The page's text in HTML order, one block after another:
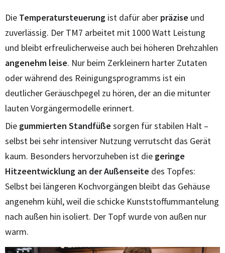
Die Temperatursteuerung ist dafür aber präzise und
zuverlässig. Der TM7 arbeitet mit 1000 Watt Leistung
und bleibt erfreulicherweise auch bei höheren Drehzahlen
angenehm leise. Nur beim Zerkleinern harter Zutaten
oder während des Reinigungsprogramms ist ein
deutlicher Geräuschpegel zu hören, der an die mitunter
lauten Vorgängermodelle erinnert.
Die gummierten Standfüße sorgen für stabilen Halt –
selbst bei sehr intensiver Nutzung verrutscht das Gerät
kaum. Besonders hervorzuheben ist die geringe
Hitzeentwicklung an derAußenseite des Topfes:
Selbst bei längeren Kochvorgängen bleibt das Gehäuse
angenehm kühl, weil die schicke Kunststoffummantelung
nach außen hin isoliert. Der Topf wurde von außen nur
warm.